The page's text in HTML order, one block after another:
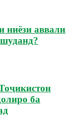
ниёзи аввали
ба